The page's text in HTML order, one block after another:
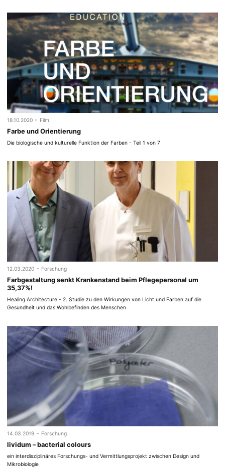
18.10.2020 - Film
Farbe und Orientierung
Die biologische und kulturelle Funktion der Farben - Teil 1 von 7
12.03.2020 - Forschung
Farbgestaltung senkt Krankenstand beim Pflegepersonal um
35,37%!
Healing Architecture - 2. Studie zu den Wirkungen von Licht und Farben auf die
Gesundheit und das Wohlbefinden des Menschen
14.03.2019 - Forschung
lividum – bacterial colours
ein interdisziplinäres Forschungs- und Vermittlungsprojekt zwischen Design und
Mikrobiologie